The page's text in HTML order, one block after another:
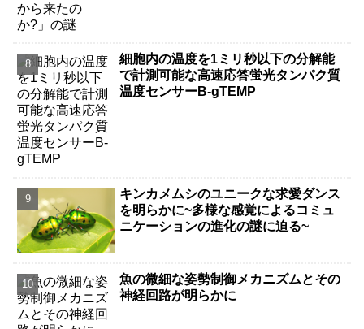
細胞内の温度を1ミリ秒以下の分解能
で計測可能な高速応答蛍光タンパク質
温度センサーB-gTEMP
キンカメムシのユニークな求愛ダンス
を明らかに~多様な感覚によるコミュ
ニケーションの進化の謎に迫る~
魚の微細な姿勢制御メカニズムとその
神経回路が明らかに